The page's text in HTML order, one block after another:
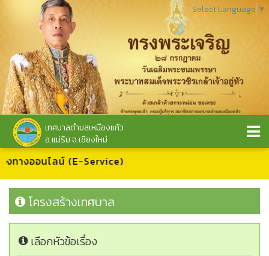
Select Language ▼
เทศบาลตำบลเหมืองแก้ว
อ.แม่ริม จ.เชียงใหม่
ทางออนไลน์ (E-Service)
โครงสร้างเทศบาล
เลือกหัวข้อเรื่อง